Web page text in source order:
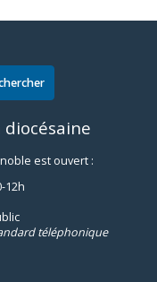
est ouvert :
12h
téléphonique